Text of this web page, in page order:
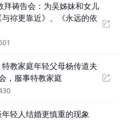
拜祷告会：为吴姊妹和女儿
祢更靠近》、《永远的依
教家庭年轻父母杨传道夫
，服事特教家庭
轻人结婚更慎重的现象